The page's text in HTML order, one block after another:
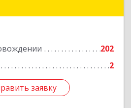
202
2
заявку
заявку